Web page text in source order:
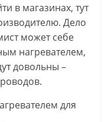
в магазинах, тут
Дело
может себе
нагревателем,
довольны –